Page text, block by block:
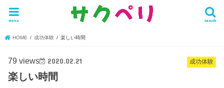
search
menu
HOME 成功体験 楽しい時間
成功体験
79 views 2020.02.21
楽しい時間